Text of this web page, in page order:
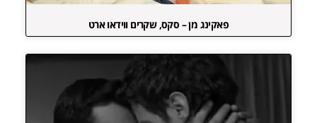
פאקינג מן – סקס, שקרים ווידאו ארט